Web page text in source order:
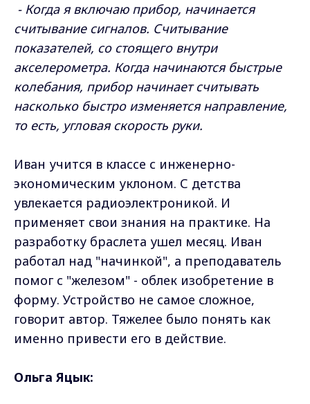
- Когда я включаю прибор, начинается
считывание сигналов. Считывание
показателей, со стоящего внутри
акселерометра. Когда начинаются быстрые
колебания, прибор начинает считывать
насколько быстро изменяется направление,
то есть, угловая скорость руки.
Иван учится в классе с инженерно-
экономическим уклоном. С детства
увлекается радиоэлектроникой. И
применяет свои знания на практике. На
разработку браслета ушел месяц. Иван
работал над "начинкой", а преподаватель
помог с "железом" - облек изобретение в
форму. Устройство не самое сложное,
говорит автор. Тяжелее было понять как
именно привести его в действие.
Ольга Яцык: